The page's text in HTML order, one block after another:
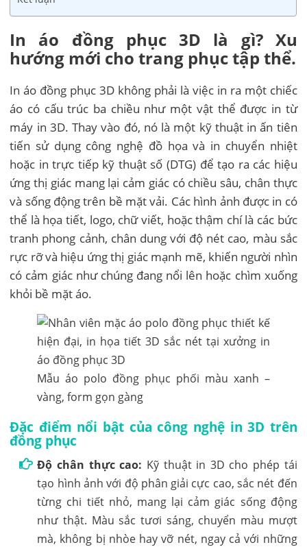
In áo đồng phục 3D là gì? Xu
hướng mới cho trang phục tập thể.
In áo đồng phục 3D không phải là việc in ra một chiếc
áo có cấu trúc ba chiều như một vật thể được in từ
máy in 3D. Thay vào đó, nó là một kỹ thuật in ấn tiên
tiến sử dụng công nghệ đồ họa và in chuyển nhiệt
hoặc in trực tiếp kỹ thuật số (DTG) để tạo ra các hiệu
ứng thị giác mang lại cảm giác có chiều sâu, chân thực
và sống động trên bề mặt vải. Các hình ảnh được in có
thể là họa tiết, logo, chữ viết, hoặc thậm chí là các bức
tranh phong cảnh, chân dung với độ nét cao, màu sắc
rực rỡ và hiệu ứng thị giác mạnh mẽ, khiến người nhìn
có cảm giác như chúng đang nổi lên hoặc chìm xuống
khỏi bề mặt áo.
Mẫu áo polo đồng phục phối màu xanh –
vàng, form gọn gàng
Đặc điểm nổi bật của công nghệ in 3D trên
đồng phục
Độ chân thực cao: Kỹ thuật in 3D cho phép tái
tạo hình ảnh với độ phân giải cực cao, sắc nét đến
từng chi tiết nhỏ, mang lại cảm giác sống động
như thật. Màu sắc tươi sáng, chuyển màu mượt
mà, không bị nhòe hay vỡ nét, ngay cả với những